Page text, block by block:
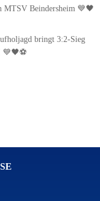
MTSV Beindersheim 💙🖤
bringt 3:2-Sieg
💙🖤⚽